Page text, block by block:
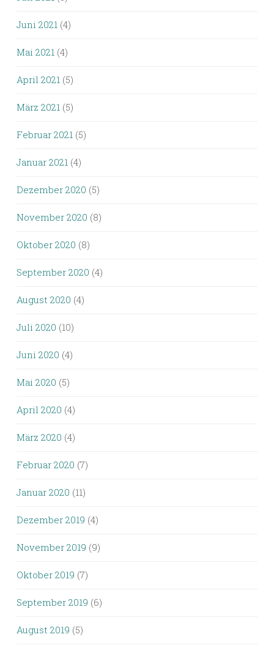
Juni 2021 (4)
Mai 2021 (4)
April 2021 (5)
März 2021 (5)
Februar 2021 (5)
Januar 2021 (4)
Dezember 2020 (5)
November 2020 (8)
Oktober 2020 (8)
September 2020 (4)
August 2020 (4)
Juli 2020 (10)
Juni 2020 (4)
Mai 2020 (5)
April 2020 (4)
März 2020 (4)
Februar 2020 (7)
Januar 2020 (11)
Dezember 2019 (4)
November 2019 (9)
Oktober 2019 (7)
September 2019 (6)
August 2019 (5)